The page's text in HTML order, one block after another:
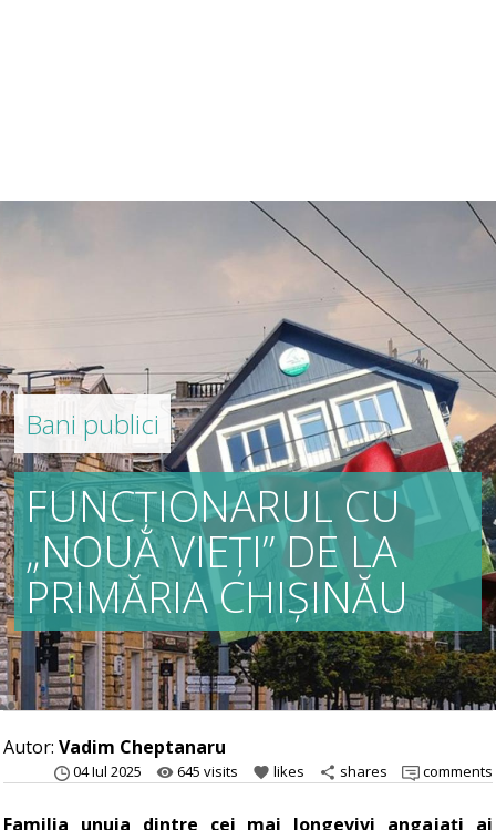
Bani publici
FUNCȚIONARUL CU
„NOUĂ VIEȚI” DE LA
PRIMĂRIA CHIȘINĂU
Autor: Vadim Cheptanaru
04 Iul 2025 remove_red_eye 645 visits favorite likes share shares comments
Familia unuia dintre cei mai longevivi angajați ai